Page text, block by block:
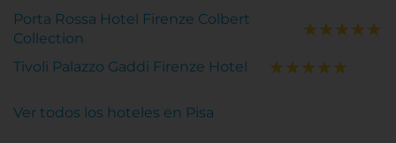
Porta Rossa Hotel Firenze Colbert
Collection
Tivoli Palazzo Gaddi Firenze Hotel
Ver todos los hoteles en Pisa